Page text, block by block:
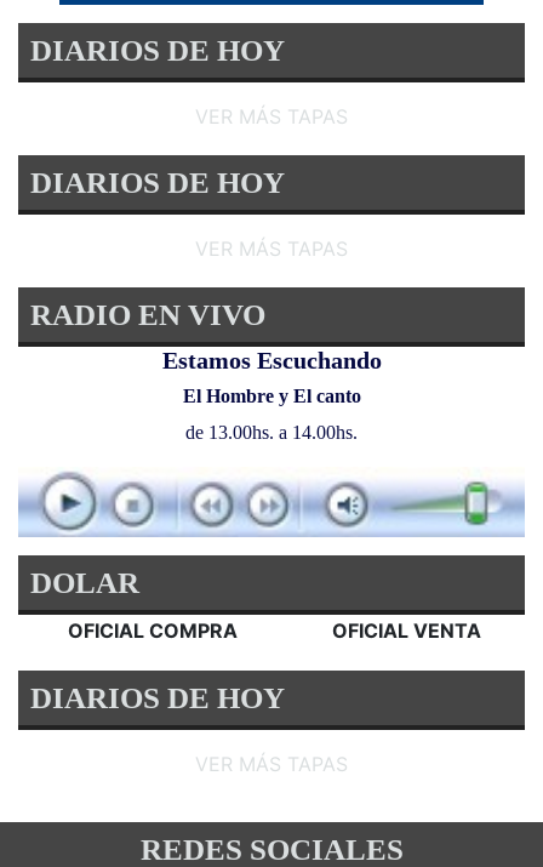
DIARIOS DE HOY
VER MÁS TAPAS
DIARIOS DE HOY
VER MÁS TAPAS
RADIO EN VIVO
Estamos Escuchando
El Hombre y El canto
de 13.00hs. a 14.00hs.
DOLAR
OFICIAL COMPRA OFICIAL VENTA
DIARIOS DE HOY
VER MÁS TAPAS
REDES SOCIALES